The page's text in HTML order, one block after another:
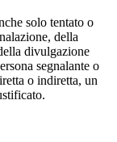
solo tentato o
della
divulgazione
segnalante o
o indiretta, un